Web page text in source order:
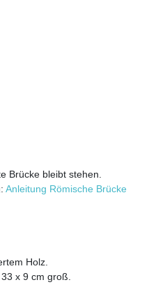
Brücke bleibt stehen.
Anleitung Römische Brücke
Holz.
x 9 cm groß.